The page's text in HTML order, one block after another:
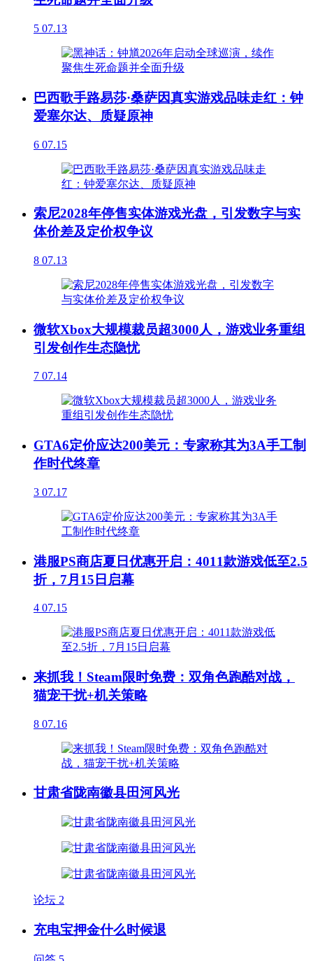
5 07.13
巴西歌手路易莎·桑萨因真实游戏品味走红：钟
爱塞尔达、质疑原神
6 07.15
索尼2028年停售实体游戏光盘，引发数字与实
体价差及定价权争议
8 07.13
微软Xbox大规模裁员超3000人，游戏业务重组
引发创作生态隐忧
7 07.14
GTA6定价应达200美元：专家称其为3A手工制
作时代终章
3 07.17
港服PS商店夏日优惠开启：4011款游戏低至2.5
折，7月15日启幕
4 07.15
来抓我！Steam限时免费：双角色跑酷对战，
猫宠干扰+机关策略
8 07.16
甘肃省陇南徽县田河风光
论坛 2
充电宝押金什么时候退